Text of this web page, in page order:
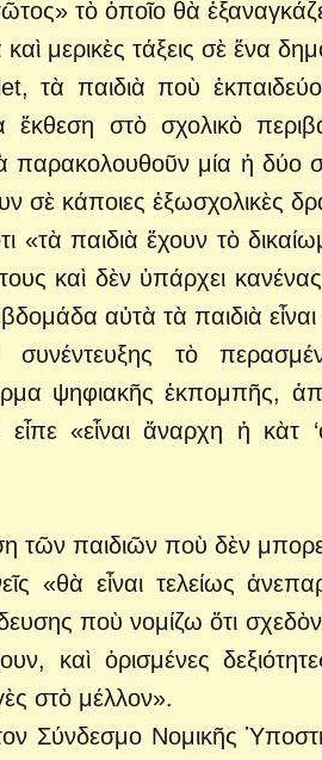
τὸ ὁποῖο θὰ
μερικὲς τάξεις σὲ ἕνα
τὰ παιδιὰ ποὺ
ἔκθεση στὸ σχολικὸ
παρακολουθοῦν μία ἡ δύο
σὲ κάποιες ἐξωσχολικὲς
«τὰ παιδιὰ ἔχουν τὸ
καὶ δὲν ὑπάρχει
αὐτὰ τὰ παιδιὰ εἶναι
τὸ
ψηφιακῆς ἐκπομπῆς,
«εἶναι ἄναρχη ἡ κὰτ
τῶν παιδιῶν ποὺ δὲν
«θὰ εἶναι τελείως
ποὺ νομίζω ὅτι
καὶ ὁρισμένες
στὸ μέλλον».
Σύνδεσμο Νομικῆς